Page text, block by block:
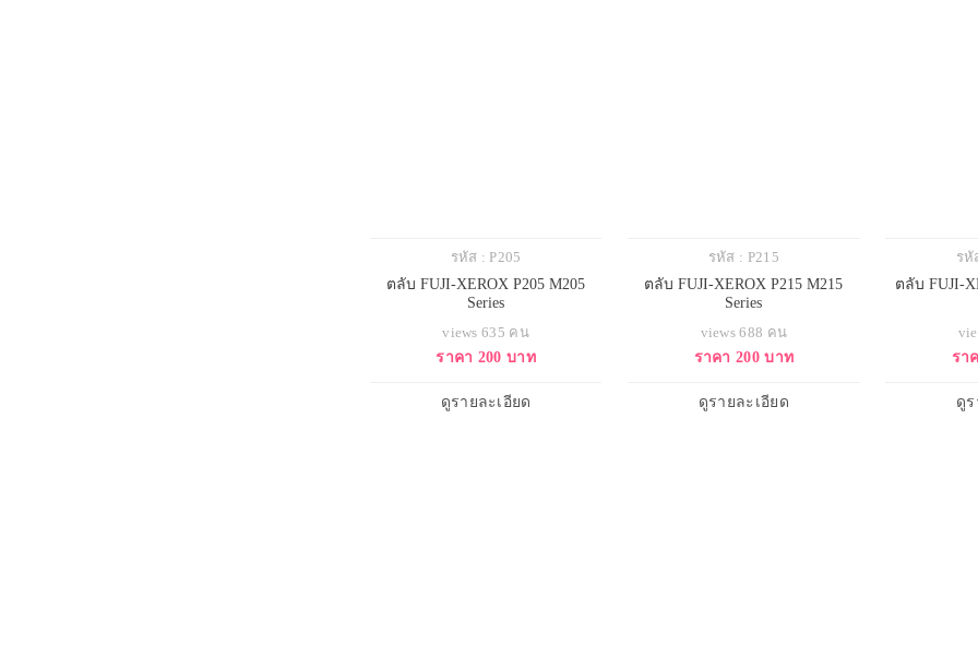
รหัส : P205
ตลับ FUJI-XEROX P205 M205
Series
views 635 คน
ราคา 200 บาท
ดูรายละเอียด
รหัส : P215
ตลับ FUJI-XEROX P215 M215
Series
views 688 คน
ราคา 200 บาท
ดูรายละเอียด
รหั
ตลับ FUJI-
รา
ดูร